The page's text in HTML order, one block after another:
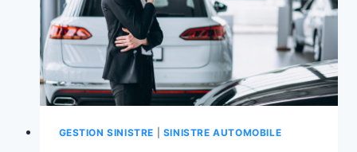
ROUTE
GESTION SINISTRE SINISTRE AUTOMOBILE